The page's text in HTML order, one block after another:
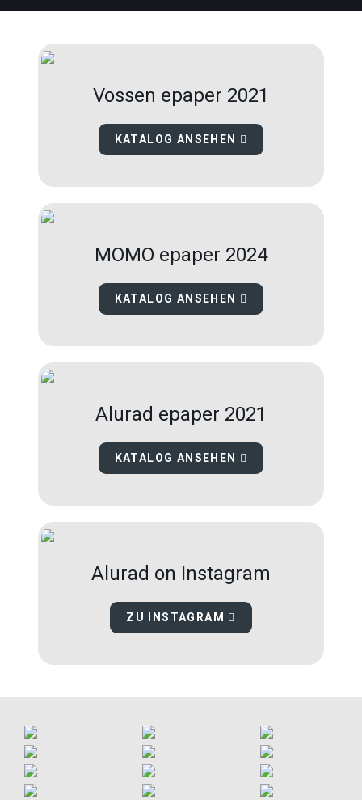
Vossen epaper 2021
KATALOG ANSEHEN
MOMO epaper 2024
KATALOG ANSEHEN
Alurad epaper 2021
KATALOG ANSEHEN
Alurad on Instagram
ZU INSTAGRAM